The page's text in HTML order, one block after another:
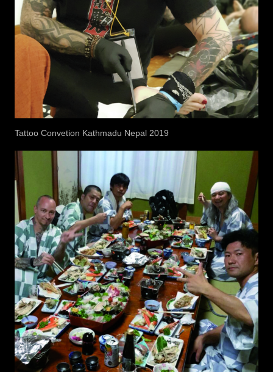
Tattoo Convetion Kathmadu Nepal 2019